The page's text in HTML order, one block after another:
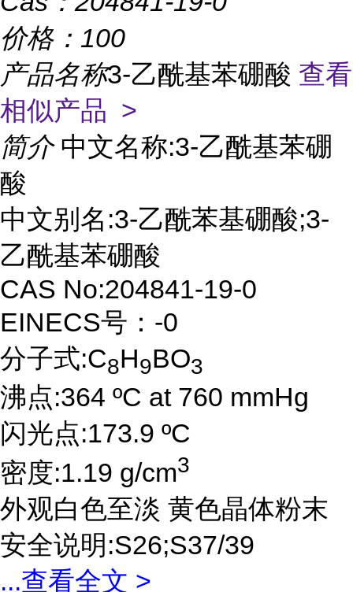
价格： 100
产品名称3-乙酰基苯硼酸 查看
相似产品 >
简介 中文名称:3-乙酰基苯硼
酸
中文别名:3-乙酰苯基硼酸;3-
乙酰基苯硼酸
CAS No:204841-19-0
EINECS号：-0
分子式:C8H9BO3
沸点:364 ºC at 760 mmHg
闪光点:173.9 ºC
密度:1.19 g/cm3
外观白色至淡 黄色晶体粉末
安全说明:S26;S37/39
...查看全文 >